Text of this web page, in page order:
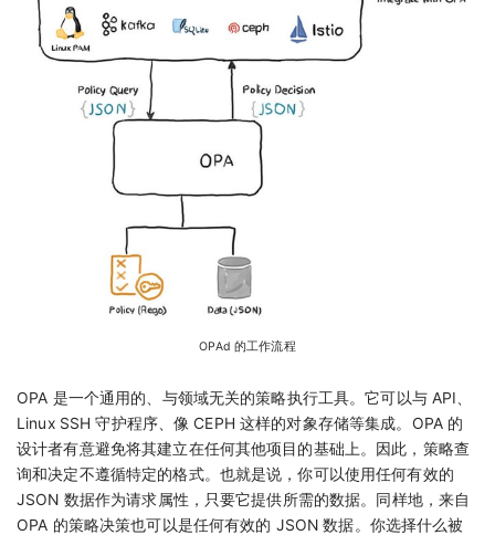
OPAd 的工作流程
OPA 是一个通用的、与领域无关的策略执行工具。它可以与 API、
Linux SSH 守护程序、像 CEPH 这样的对象存储等集成。OPA 的
设计者有意避免将其建立在任何其他项目的基础上。因此，策略查
询和决定不遵循特定的格式。也就是说，你可以使用任何有效的
JSON 数据作为请求属性，只要它提供所需的数据。同样地，来自
OPA 的策略决策也可以是任何有效的 JSON 数据。你选择什么被